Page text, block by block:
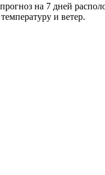
на 7 дней
и ветер.